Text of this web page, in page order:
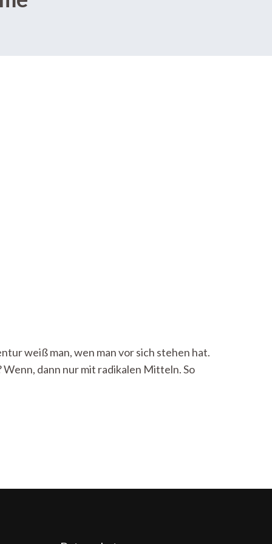
weiß man, wen man vor sich stehen hat.
dann nur mit radikalen Mitteln. So